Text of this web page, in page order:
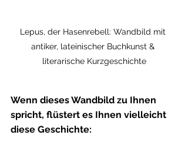
Lepus, der Hasenrebell: Wandbild mit
antiker, lateinischer Buchkunst &
literarische Kurzgeschichte
Wenn dieses Wandbild zu Ihnen
spricht, flüstert es Ihnen vielleicht
diese Geschichte: